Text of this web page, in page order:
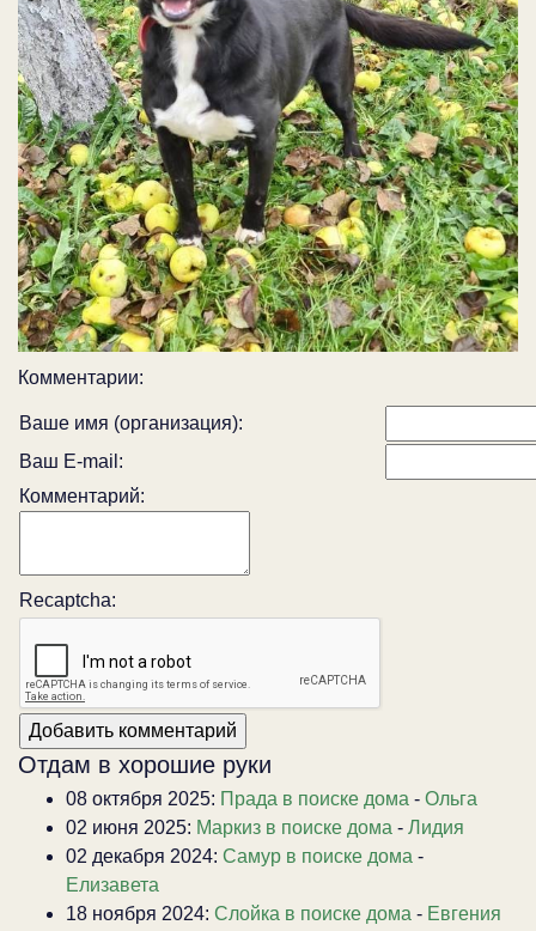
Комментарии:
Ваше имя (организация):
Ваш E-mail:
Комментарий:
Recaptcha:
Отдам в хорошие руки
08 октября 2025: Прада в поиске дома - Ольга
02 июня 2025: Маркиз в поиске дома - Лидия
02 декабря 2024: Самур в поиске дома -
Елизавета
18 ноября 2024: Слойка в поиске дома - Евгения